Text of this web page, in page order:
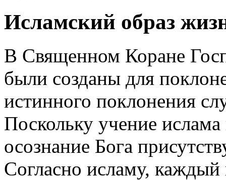
Исламский образ
В Священном Коране
были созданы для
истинного поклонения
Поскольку учение ислама
осознание Бога
Согласно исламу, каждый